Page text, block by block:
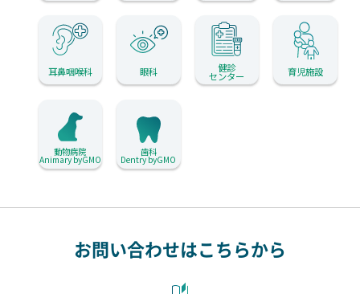
耳鼻咽喉科 眼科 健診
センター 育児施設
動物病院
Animary byGMO
歯科
Dentry byGMO
お問い合わせはこちらから